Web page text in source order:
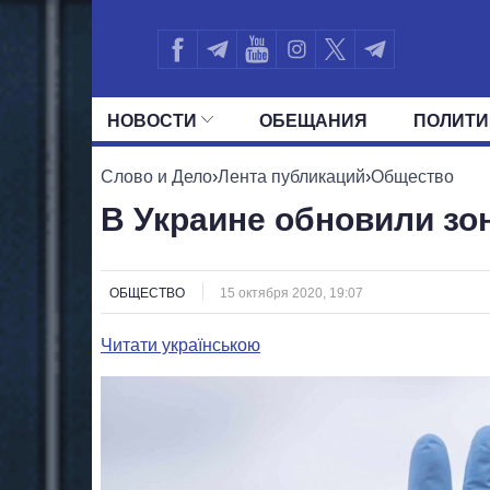
НОВОСТИ ОБЕЩАНИЯ
ВСЕ ПОЛИТИКИ ПРЕЗИДЕНТ И
Слово и Дело›Лента публикаций›Общество
В Украине обновили
ОБЩЕСТВО 15 октября 2020, 19:07
Читати українською